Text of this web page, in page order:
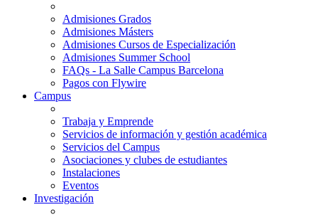
Admisiones Grados
Admisiones Másters
Admisiones Cursos de Especialización
Admisiones Summer School
FAQs - La Salle Campus Barcelona
Pagos con Flywire
Campus
Trabaja y Emprende
Servicios de información y gestión académica
Servicios del Campus
Asociaciones y clubes de estudiantes
Instalaciones
Eventos
Investigación